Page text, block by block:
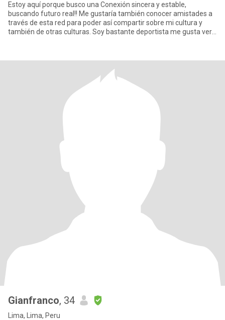
Estoy aquí porque busco una Conexión sincera y estable,
buscando futuro real!! Me gustaría también conocer amistades a
través de esta red para poder así compartir sobre mi cultura y
también de otras culturas. Soy bastante deportista me gusta ver
Gianfranco, 34
Lima, Lima, Peru